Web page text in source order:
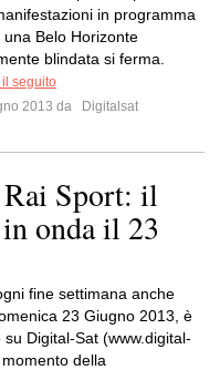
in programma
una Belo Horizonte
blindata si ferma.
il seguito
2013 da
Digitalsat
Sport: il
onda il 23
fine settimana anche
23 Giugno 2013, è
su Digital-Sat (www.digital-
della